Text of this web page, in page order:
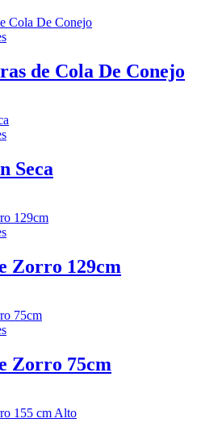
producto
se
pueden
la
producto
Este
múltiples
opciones
se
elegir
en
página
de
producto
de Cola De Conejo
Este
tiene
múltiples
opciones
se
elegir
en
página
de
producto
Seca
Este
tiene
múltiples
opciones
se
elegir
en
página
de
Zorro 129cm
Este
tiene
múltiples
opciones
Zorro 75cm